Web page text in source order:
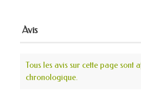
Avis
Tous les avis sur cette page sont
chronologique.